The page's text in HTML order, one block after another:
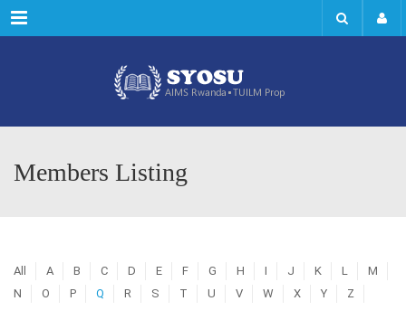
Menu
Members Listing
All A B C D E F G H I J K L
M
N
O P Q R S T U V W X Y Z